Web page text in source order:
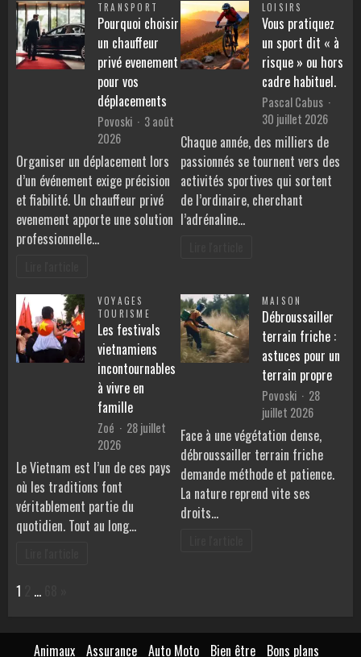
TRANSPORT
Pourquoi choisir
un chauffeur
privé evenement
pour vos
déplacements
Povoski
3 août
2026
Organiser un déplacement lors
d’un événement exige précision
et fiabilité. Un chauffeur privé
evenement apporte une solution
professionnelle…
LOISIRS
Vous pratiquez
un sport dit « à
risque » ou hors
cadre habituel.
Pascal Cabus
30 juillet 2026
Chaque année, des milliers de
passionnés se tournent vers des
activités sportives qui sortent
de l’ordinaire, cherchant
l’adrénaline…
VOYAGES
TOURISME
Les festivals
vietnamiens
incontournables
à vivre en
famille
Zoé
28 juillet
2026
Le Vietnam est l’un de ces pays
où les traditions font
véritablement partie du
quotidien. Tout au long…
MAISON
Débroussailler
terrain friche :
astuces pour un
terrain propre
Povoski
28
juillet 2026
Face à une végétation dense,
débroussailler terrain friche
demande méthode et patience.
La nature reprend vite ses
droits…
Page:
1 …
Animaux Assurance Auto Moto Bien être Bons plans